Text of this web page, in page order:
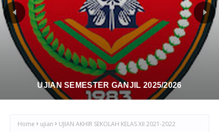
UJIAN SEMESTER GANJIL 2025/2026
Home ujian UJIAN AKHIR SEKOLAH KELAS XII 2021-2022